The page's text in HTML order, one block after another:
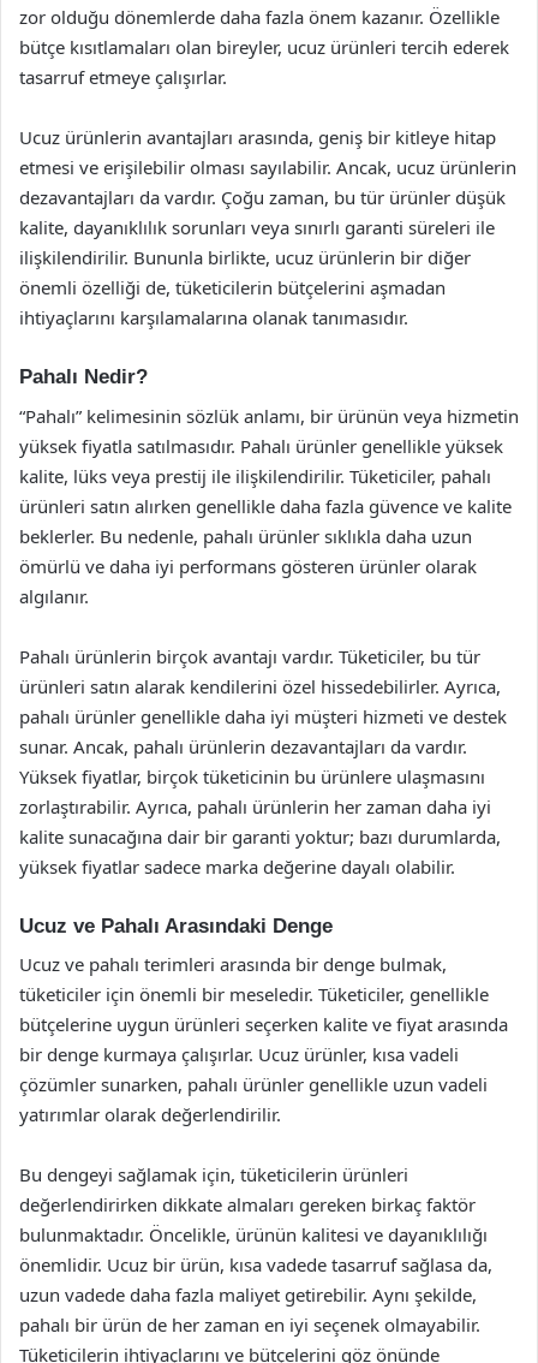
zor olduğu dönemlerde daha fazla önem kazanır. Özellikle
bütçe kısıtlamaları olan bireyler, ucuz ürünleri tercih ederek
tasarruf etmeye çalışırlar.
Ucuz ürünlerin avantajları arasında, geniş bir kitleye hitap
etmesi ve erişilebilir olması sayılabilir. Ancak, ucuz ürünlerin
dezavantajları da vardır. Çoğu zaman, bu tür ürünler düşük
kalite, dayanıklılık sorunları veya sınırlı garanti süreleri ile
ilişkilendirilir. Bununla birlikte, ucuz ürünlerin bir diğer
önemli özelliği de, tüketicilerin bütçelerini aşmadan
ihtiyaçlarını karşılamalarına olanak tanımasıdır.
Pahalı Nedir?
“Pahalı” kelimesinin sözlük anlamı, bir ürünün veya hizmetin
yüksek fiyatla satılmasıdır. Pahalı ürünler genellikle yüksek
kalite, lüks veya prestij ile ilişkilendirilir. Tüketiciler, pahalı
ürünleri satın alırken genellikle daha fazla güvence ve kalite
beklerler. Bu nedenle, pahalı ürünler sıklıkla daha uzun
ömürlü ve daha iyi performans gösteren ürünler olarak
algılanır.
Pahalı ürünlerin birçok avantajı vardır. Tüketiciler, bu tür
ürünleri satın alarak kendilerini özel hissedebilirler. Ayrıca,
pahalı ürünler genellikle daha iyi müşteri hizmeti ve destek
sunar. Ancak, pahalı ürünlerin dezavantajları da vardır.
Yüksek fiyatlar, birçok tüketicinin bu ürünlere ulaşmasını
zorlaştırabilir. Ayrıca, pahalı ürünlerin her zaman daha iyi
kalite sunacağına dair bir garanti yoktur; bazı durumlarda,
yüksek fiyatlar sadece marka değerine dayalı olabilir.
Ucuz ve Pahalı Arasındaki Denge
Ucuz ve pahalı terimleri arasında bir denge bulmak,
tüketiciler için önemli bir meseledir. Tüketiciler, genellikle
bütçelerine uygun ürünleri seçerken kalite ve fiyat arasında
bir denge kurmaya çalışırlar. Ucuz ürünler, kısa vadeli
çözümler sunarken, pahalı ürünler genellikle uzun vadeli
yatırımlar olarak değerlendirilir.
Bu dengeyi sağlamak için, tüketicilerin ürünleri
değerlendirirken dikkate almaları gereken birkaç faktör
bulunmaktadır. Öncelikle, ürünün kalitesi ve dayanıklılığı
önemlidir. Ucuz bir ürün, kısa vadede tasarruf sağlasa da,
uzun vadede daha fazla maliyet getirebilir. Aynı şekilde,
pahalı bir ürün de her zaman en iyi seçenek olmayabilir.
Tüketicilerin ihtiyaçlarını ve bütçelerini göz önünde